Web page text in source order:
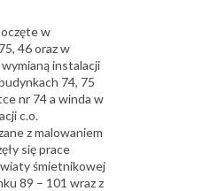
w
46 oraz w
instalacji
74, 75
nr 74 a winda w
c.o.
z malowaniem
się prace
śmietnikowej
89 – 101 wraz z